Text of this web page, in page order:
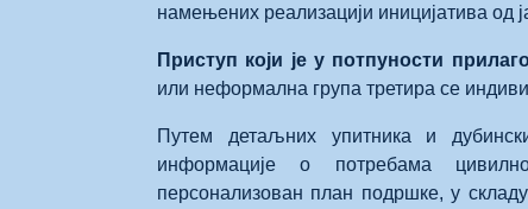
намењених реализацији иницијатива од
Приступ који је у потпуности
или неформална група третира се
Путем детаљних упитника и
информације о потребама
персонализован план подршке, у